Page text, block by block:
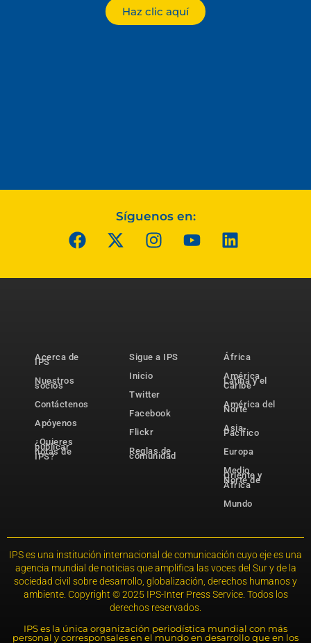
Haz clic aquí
Síguenos en:
Acerca de
IPS
Nuestros
socios
Contáctenos
Apóyenos
¿Quieres
publicar
notas de
IPS?
Sigue a IPS
Inicio
Twitter
Facebook
Flickr
Reglas de
comunidad
África
América
Latina y el
Caribe
América del
Norte
Asia-
Pacífico
Europa
Medio
Oriente y
Norte de
África
Mundo
IPS es una institución internacional de comunicación cuyo eje es una
agencia mundial de noticias que amplifica las voces del Sur y de la
sociedad civil sobre desarrollo, globalización, derechos humanos y
ambiente. Copyright © 2025 IPS-Inter Press Service. Todos los
derechos reservados.
IPS es la única organización periodística mundial con más
personal y corresponsales en el mundo en desarrollo que en los